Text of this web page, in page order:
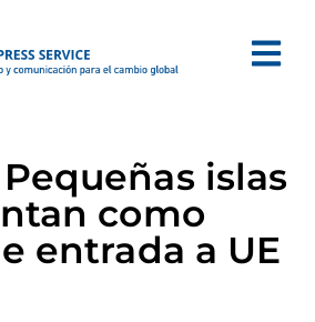
Pequeñas islas
como
entrada a UE